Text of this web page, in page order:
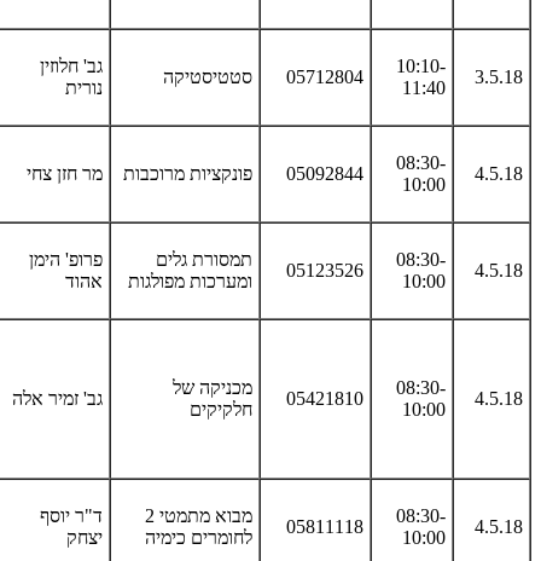
3.5.18
10:10-
11:40
05712804 סטטיסטיקה
גב' חלוזין
נורית
4.5.18
08:30-
10:00
05092844 פונקציות מרוכבות מר חזן צחי
4.5.18
08:30-
10:00
05123526
תמסורת גלים
ומערכות מפולגות
פרופ' הימן
אהוד
4.5.18
08:30-
10:00
05421810
מכניקה של
חלקיקים
גב' זמיר אלה
4.5.18
08:30-
10:00
05811118
מבוא מתמטי 2
לחומרים כימיה
ד"ר יוסף
יצחק